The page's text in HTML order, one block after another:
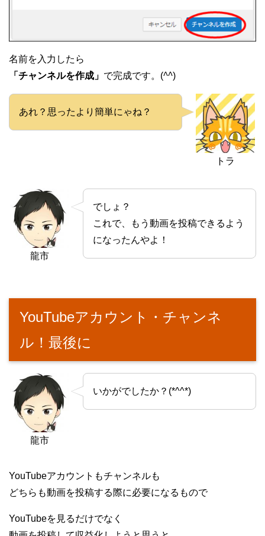
名前を入力したら
「チャンネルを作成」 で完成です。(^^)
トラ
あれ？思ったより簡単にゃね？
龍市
でしょ？
これで、もう動画を投稿できるよう
になったんやよ！
YouTubeアカウント・チャンネ
ル！最後に
龍市
いかがでしたか？(*^^*)
YouTubeアカウントもチャンネルも
どちらも動画を投稿する際に必要になるもので
YouTubeを見るだけでなく